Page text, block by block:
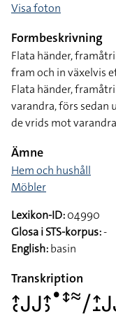
Visa foton
Formbeskrivning
Flata händer,
fram och in växelvis
Flata händer,
varandra, förs sedan
de vrids mot varandra
Ämne
Hem och hushåll
Möbler
Lexikon-ID:04990
Glosa i STS-korpus:-
English:basin
Transkription